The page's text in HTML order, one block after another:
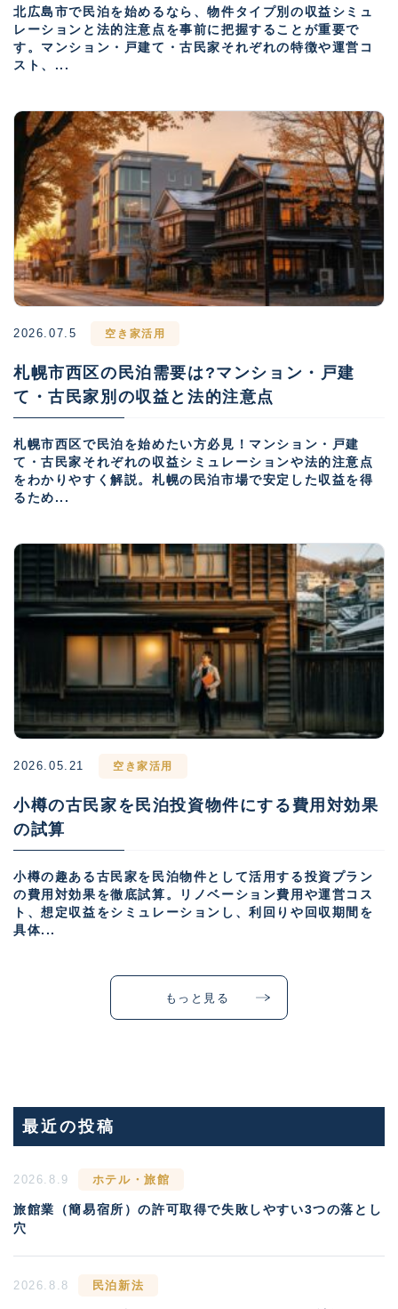
北広島市で民泊を始めるなら、物件タイプ別の収益シミュ
レーションと法的注意点を事前に把握することが重要で
す。マンション・戸建て・古民家それぞれの特徴や運営コ
スト、...
2026.07.5 空き家活用
札幌市西区の民泊需要は?マンション・戸建
て・古民家別の収益と法的注意点
札幌市西区で民泊を始めたい方必見！マンション・戸建
て・古民家それぞれの収益シミュレーションや法的注意点
をわかりやすく解説。札幌の民泊市場で安定した収益を得
るため...
2026.05.21 空き家活用
小樽の古民家を民泊投資物件にする費用対効果
の試算
小樽の趣ある古民家を民泊物件として活用する投資プラン
の費用対効果を徹底試算。リノベーション費用や運営コス
ト、想定収益をシミュレーションし、利回りや回収期間を
具体...
もっと見る
最近の投稿
2026.8.9 ホテル・旅館
旅館業（簡易宿所）の許可取得で失敗しやすい3つの落とし
穴
2026.8.8 民泊新法